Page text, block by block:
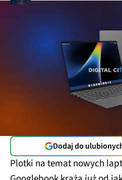
Dodaj do
Plotki na temat nowych